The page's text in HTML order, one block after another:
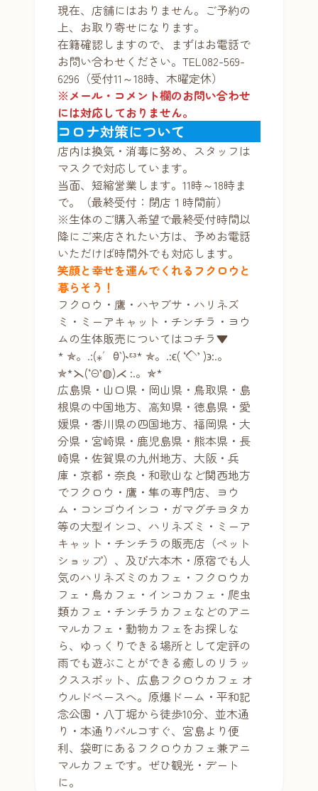
現在、店舗にはおりません。ご予約の
上、お取り寄せになります。
在籍確認しますので、まずはお電話で
お問い合わせください。TEL082-569-
6296（受付11～18時、木曜定休）
※メール・コメント欄のお問い合わせ
には対応しておりません。
コロナ対策について
店内は換気・消毒に努め、スタッフは
マスクで対応しています。
当面、短縮営業します。11時～18時ま
で。（最終受付：閉店１時間前）
※生体のご購入希望で最終受付時間以
降にご来店されたい方は、予めお電話
いただけば時間外でも対応します。
笑顔と幸せを運んでくれるフクロウと
暮らそう！
フクロウ・鷹・ハヤブサ・ハリネズ
ミ・ミーアキャット・チンチラ・ヨウ
ムの生体販売についてはコチラ▼
* ✯。.:(⁎′ꃪ‵)˞ᵋᵌ* ✯。.:ϵ( ‘◇’ )϶:.。
✯*⋋(‘Θ’◍)⋌ :.。✯*
広島県・山口県・岡山県・鳥取県・島
根県の中国地方、高知県・徳島県・愛
媛県・香川県の四国地方、福岡県・大
分県・宮崎県・鹿児島県・熊本県・長
崎県・佐賀県の九州地方、大阪・兵
庫・京都・奈良・和歌山など関西地方
でフクロウ・鷹・隼の専門店、ヨウ
ム・コンゴウインコ・ガマグチヨタカ
等の大型インコ、ハリネズミ・ミーア
キャット・チンチラの販売店（ペット
ショップ）、及び六本木・原宿でも人
気のハリネズミのカフェ・フクロウカ
フェ・鳥カフェ・インコカフェ・爬虫
類カフェ・チンチラカフェなどのアニ
マルカフェ・動物カフェをお探しな
ら、ゆっくりできる場所として定評の
雨でも遊ぶことができる癒しのリラッ
クススポット、広島フクロウカフェ オ
ウルドベースへ。原爆ドーム・平和記
念公園・八丁堀から徒歩10分、並木通
り・本通りパルコすぐ、宮島より便
利、袋町にあるフクロウカフェ兼アニ
マルカフェです。ぜひ観光・デート
に。